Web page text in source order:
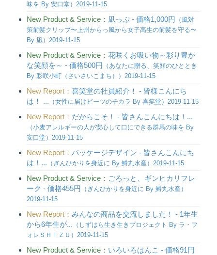
味を By 安口堂）2019-11-15
New Product & Service： 凪っぷ - 価格1,000円
（風対
策前髪クリップ〜上州からっ風から女子高生の前髪を守る〜
By 凪）2019-11-15
New Product & Service： 花咲くお吸い物～彩り豊か
な笑顔を～ - 価格500円
（あなたに贈る、笑顔のひととき
By 彩咲小町（さいさいこまち））2019-11-15
New Report： 喜笑堂の社員紹介！ - 皆様こんにち
は！ ... （女性に届けビーツのチカラ By 喜笑堂）2019-11-15
New Report： だからこそ！ - 皆さんこんにちは！...
（小麦アレルギーの人が安心して口にできる群馬の味を By
安口堂）2019-11-15
New Report： パッケージデザイン - 皆さんこんにち
は！... （ぎんひかりを身近に By 鱒丸水産）2019-11-15
New Product & Service： ごろっと、ギンヒカリフレ
ーク - 価格455円
（ぎんひかりを身近に By 鱒丸水産）
2019-11-15
New Report： みんなの商品を交流しました！ - 1年生
から6年生が... （しずはら生き生きプロジェクト By ラ・フ
ォレＳＨＩＺＵ）2019-11-15
New Product & Service： いろいろはんこ - 価格91円